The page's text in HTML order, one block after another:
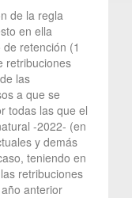
de la regla
en ella
retención (1
retribuciones
las
a que se
todas las que el
-2022- (en
y demás
teniendo en
retribuciones
anterior